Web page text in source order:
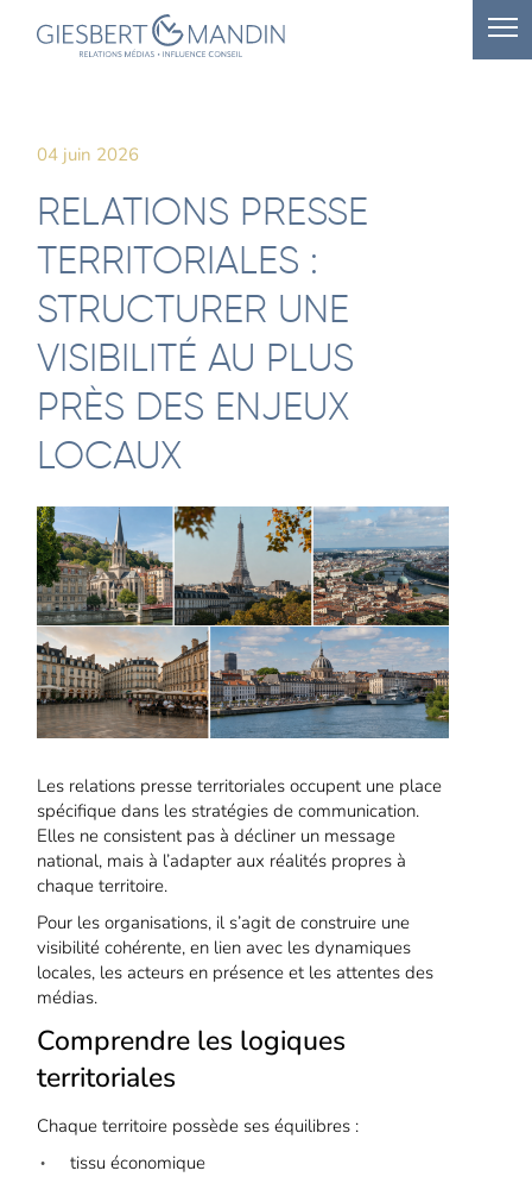
04 juin 2026
RELATIONS PRESSE
TERRITORIALES :
STRUCTURER UNE
VISIBILITÉ AU PLUS
PRÈS DES ENJEUX
LOCAUX
Les relations presse territoriales occupent une place
spécifique dans les stratégies de communication.
Elles ne consistent pas à décliner un message
national, mais à l’adapter aux réalités propres à
chaque territoire.
Pour les organisations, il s’agit de construire une
visibilité cohérente, en lien avec les dynamiques
locales, les acteurs en présence et les attentes des
médias.
Comprendre les logiques
territoriales
Chaque territoire possède ses équilibres :
tissu économique